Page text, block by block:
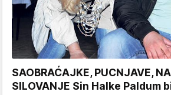
SAOBRAĆAJKE, PUCNJAVE,
SILOVANJE Sin Halke Paldum